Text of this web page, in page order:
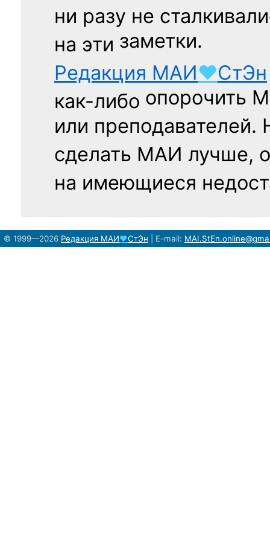
ни разу не
на эти заметки.
Редакция МАИ♥СтЭн
как-либо опорочить
или
сделать МАИ лучше,
на имеющиеся
© 1999—2026 Редакция МАИ♥СтЭн E-mail: